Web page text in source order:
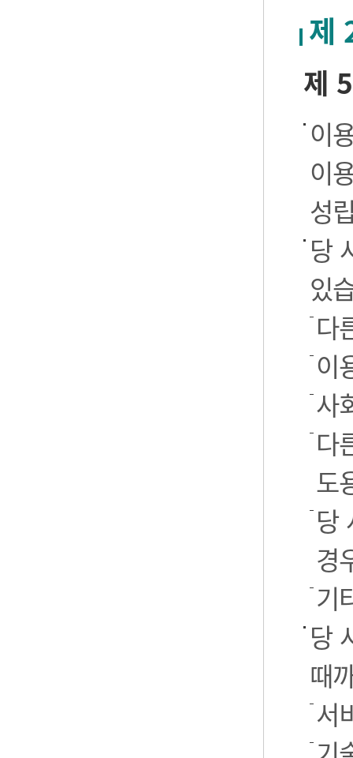
제
제
이
이
성
당
있
다
이
사
다
도
당
경
기
당
때
서